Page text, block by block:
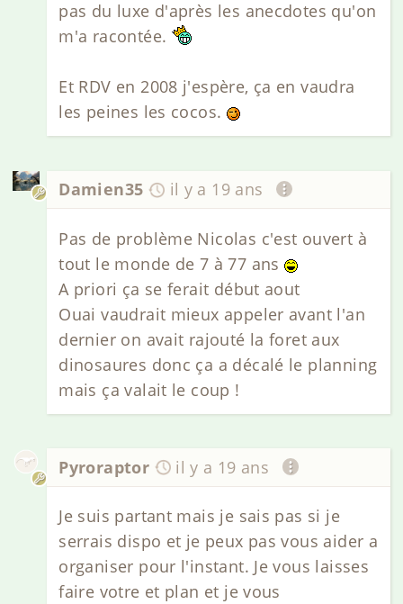
pas du luxe d'après les anecdotes qu'on
m'a racontée.
Et RDV en 2008 j'espère, ça en vaudra
les peines les cocos.
Damien35 il y a 19 ans
Pas de problème Nicolas c'est ouvert à
tout le monde de 7 à 77 ans
A priori ça se ferait début aout
Ouai vaudrait mieux appeler avant l'an
dernier on avait rajouté la foret aux
dinosaures donc ça a décalé le planning
mais ça valait le coup !
Pyroraptor il y a 19 ans
Je suis partant mais je sais pas si je
serrais dispo et je peux pas vous aider a
organiser pour l'instant. Je vous laisses
faire votre et plan et je vous